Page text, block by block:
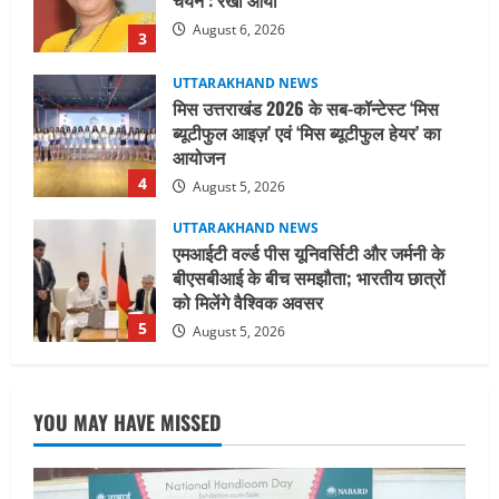
4
आयोजन
August 5, 2026
5
UTTARAKHAND NEWS
एमआईटी वर्ल्ड पीस यूनिवर्सिटी और जर्मनी के
बीएसबीआई के बीच समझौता; भारतीय छात्रों
को मिलेंगे वैश्विक अवसर
August 5, 2026
1
UTTARAKHAND NEWS
नाबार्ड ने राष्ट्रीय हथकरघा दिवस के अवसर पर
मुंबई में तीन दिवसीय प्रदर्शनी का आयोजन किया
2
सहसपुर विधानसभा क्षेत्र के पोलिंग बूथों का
निरीक्षण कर एसआईआर आपत्ति निस्तारण
शिविर की व्यवस्थाओं का लिया जायजा
YOU MAY HAVE MISSED